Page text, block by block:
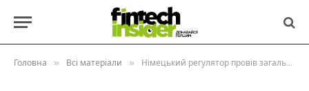
Головна » Всі матеріали » Німецький регулятор провів загальнонаціональний рейд проти нелегальних криптоматів